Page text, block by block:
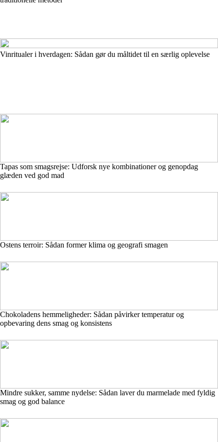
Vinritualer i hverdagen: Sådan gør du måltidet til en særlig oplevelse
Tapas som smagsrejse: Udforsk nye kombinationer og genopdag
glæden ved god mad
Ostens terroir: Sådan former klima og geografi smagen
Chokoladens hemmeligheder: Sådan påvirker temperatur og
opbevaring dens smag og konsistens
Mindre sukker, samme nydelse: Sådan laver du marmelade med fyldig
smag og god balance